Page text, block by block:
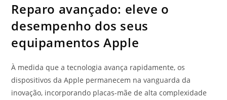
Reparo avançado: eleve o
desempenho dos seus
equipamentos Apple
À medida que a tecnologia avança rapidamente, os
dispositivos da Apple permanecem na vanguarda da
inovação, incorporando placas-mãe de alta complexidade